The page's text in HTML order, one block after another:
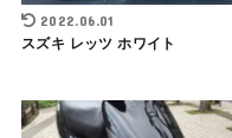
2022.06.01
スズキ レッツ ホワイト